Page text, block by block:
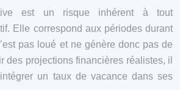
est un risque inhérent à tout
Elle correspond aux périodes durant
pas loué et ne génère donc pas de
des projections financières réalistes, il
un taux de vacance dans ses